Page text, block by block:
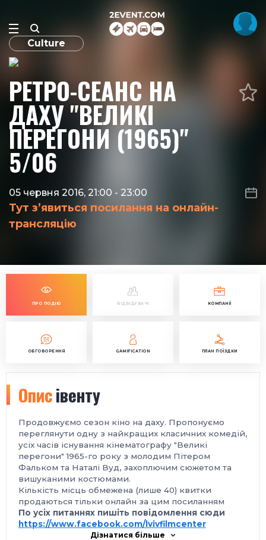
Culture
РЕТРО-СЕАНС НА
ДАХУ "ВЕЛИКІ
ПЕРЕГОНИ (1965)"
5/06
05 червня 2016, 21:00 - 23:00
Тут з’явиться посилання на онлайн-
трансляцію
ПРО ПОДІЮ ВІДВІДУВАЧІ КОМПАНІЇ
ОБГОВОРЕННЯ GAMIFICATION ПЛАН ПОЇЗДКИ
Описівенту
Продовжуємо сезон кіно на даху. Пропонуємо
переглянути одну з найкращих класичних комедій,
усіх часів існування кінематографу "Великі
перегони" 1965-го року з молодим Пітером
Фальком та Наталі Вуд, захоплючим сюжетом та
вишуканими костюмами.
Кількість місць обмежена (лише 40) квитки
продаються тільки онлайн за цим посиланням
По усіх питаннях пишіть повідомлення сюди
https://www.facebook.com/lvivfilmcenter
Дізнатися більше